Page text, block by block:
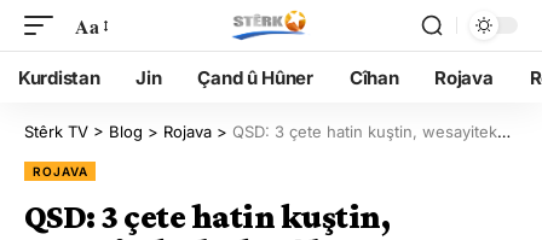
Aa
Kurdistan Jin Çand û Hûner Cîhan Rojava
Stêrk TV > Blog > Rojava > QSD: 3 çete hatin kuştin, wesayiteke leşkerî hate îmhakirin
ROJAVA
QSD: 3 çete hatin kuştin,